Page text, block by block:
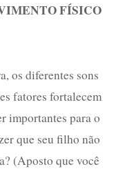
FÍSICO
os diferentes sons
fatores fortalecem
importantes para o
que seu filho não
(Aposto que você